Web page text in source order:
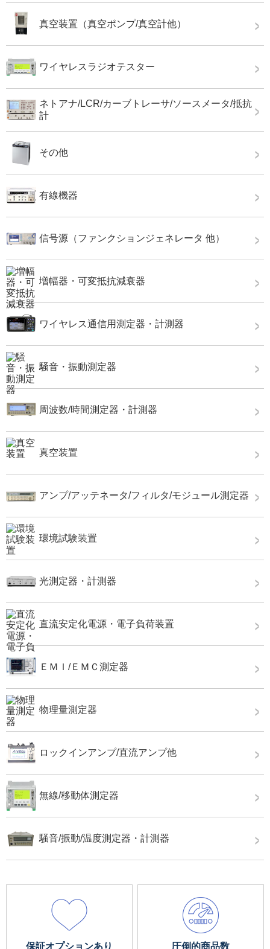
真空装置（真空ポンプ/真空計他）
ワイヤレスラジオテスター
ネトアナ/LCR/カーブトレーサ/ソースメータ/抵抗
計
その他
有線機器
信号源（ファンクションジェネレータ 他）
増幅器・可変抵抗減衰器
ワイヤレス通信用測定器・計測器
騒音・振動測定器
周波数/時間測定器・計測器
真空装置
アンプ/アッテネータ/フィルタ/モジュール測定器
環境試験装置
光測定器・計測器
直流安定化電源・電子負荷装置
ＥＭＩ/ＥＭＣ測定器
物理量測定器
ロックインアンプ/直流アンプ他
無線/移動体測定器
騒音/振動/温度測定器・計測器
保証オプションあり 圧倒的商品数